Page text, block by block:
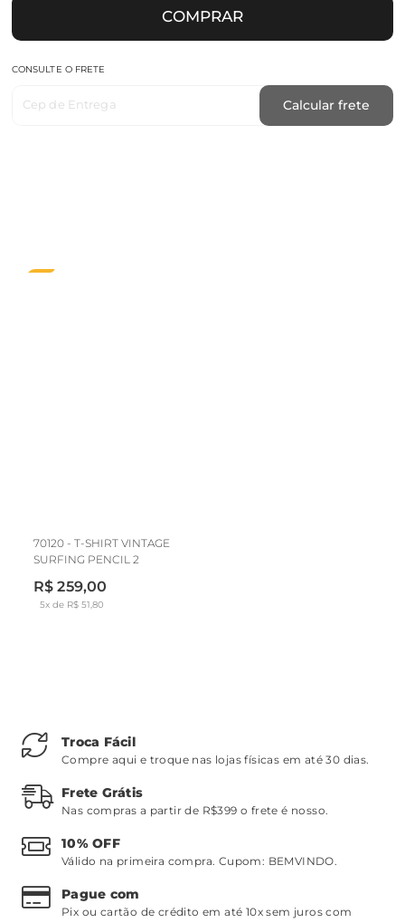
COMPRAR
CONSULTE O FRETE
Cep de Entrega Calcular frete
70120 - T-SHIRT VINTAGE
SURFING PENCIL 2
R$ 259,00
5x de R$ 51,80
Troca Fácil
Compre aqui e troque nas lojas físicas em até 30 dias.
Frete Grátis
Nas compras a partir de R$399 o frete é nosso.
10% OFF
Válido na primeira compra. Cupom: BEMVINDO.
Pague com
Pix ou cartão de crédito em até 10x sem juros com